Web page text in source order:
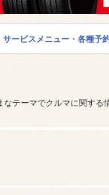
サービスメニュー・各種予
なテーマでクルマに関する